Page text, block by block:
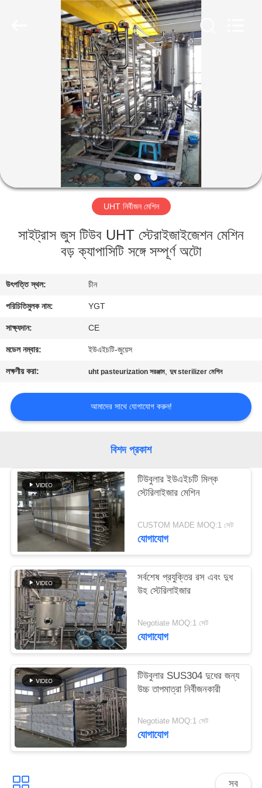
VR
প্রদর্শন
আমাদের
কারখানা
ভ্রমণ
মান
নিয়ন্ত্রণ
যোগাযোগ
করুন
কেস
সাইট
ম্যাপ
PRIVACY
POLICY
UHT নির্বীজন মেশিন
সাইট্রাস জুস টিউব UHT স্টেরাইজাইজেশন মেশিন
বড় ক্যাপাসিটি সঙ্গে সম্পূর্ণ অটো
উৎপত্তি স্থল: চীন
পরিচিতিমুলক নাম: YGT
সাক্ষ্যদান: CE
মডেল নম্বার: ইউএইচটি-জুয়েস
লক্ষণীয় করা: uht pasteurization সরঞ্জাম,দুধ sterilizer মেশিন
আমাদের সাথে যোগাযোগ করুন!
বিশদ প্রকাশ
টিউবুলার ইউএইচটি মিল্ক
স্টেরিলাইজার মেশিন
CUSTOM MADE MOQ:1 সেট
যোগাযোগ
সর্বশেষ প্রযুক্তির রস এবং দুধ
উহ স্টেরিলাইজার
Negotiate MOQ:1 সেট
যোগাযোগ
টিউবুলার SUS304 দুধের জন্য
উচ্চ তাপমাত্রা নির্বীজনকারী
Negotiate MOQ:1 সেট
যোগাযোগ
সব